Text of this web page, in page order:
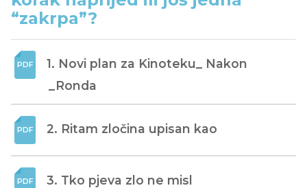
“zakrpa”?
1. Novi plan za Kinoteku_ Nakon
_Ronda
2. Ritam zločina upisan kao
3. Tko pjeva zlo ne misl